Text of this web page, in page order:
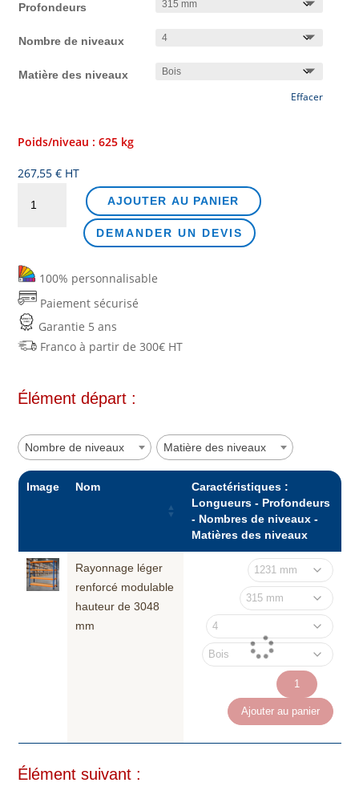
Profondeurs
Nombre de niveaux
Matière des niveaux
Effacer
Poids/niveau : 625 kg
267,55€ HT
renforcé
modulable
hauteur
de
3048
-
suivant
AJOUTER AU PANIER
DEMANDER UN DEVIS
100% personnalisable
Paiement sécurisé
Garantie 5 ans
Franco à partir de 300€ HT
Élément départ :
Nombre de niveaux Matière des niveaux
Image Nom
Caractéristiques :
Longueurs - Profondeurs
- Nombres de niveaux -
Matières des niveaux
Rayonnage léger
renforcé modulable
hauteur de 3048
mm
quantité
de
Rayonnage
Ajouter au panier
Élément suivant :